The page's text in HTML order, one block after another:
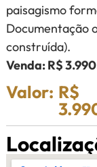
paisagismo
Documentação
construída).
Venda: R$
Valor: R$